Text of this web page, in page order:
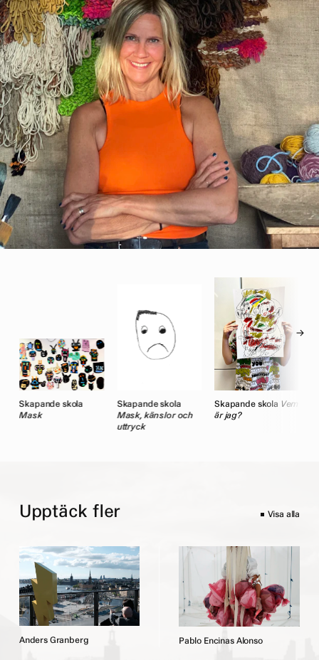
Skapande skola
Mask
Skapande skola
Mask, känslor och
uttryck
Skapande skola Vem
är jag?
→
Upptäck fler Visa alla
Anders Granberg Pablo Encinas Alonso